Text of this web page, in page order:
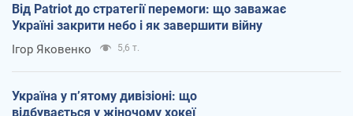
Від Patriot до стратегії перемоги: що заважає
Україні закрити небо і як завершити війну
Ігор Яковенко 5,6 т.
Україна у п’ятому дивізіоні: що
відбувається у жіночому хокеї